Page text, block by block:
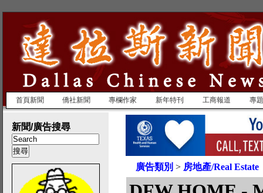
首頁新聞 僑社新聞 專欄作家 新年特刊 工商報道 專
新聞/廣告搜尋
廣告類別 > 房地產/Real Estate